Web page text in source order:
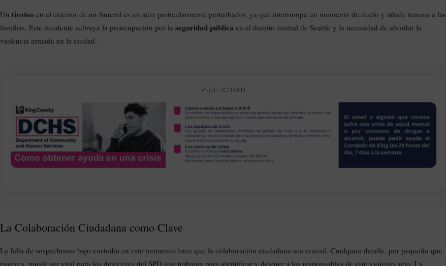
Un tiroteo en el exterior de un funeral es un acto particularmente perturbador, ya que interrumpe un momento de duelo y añade trauma a las
familias. Este incidente subraya la preocupación por la seguridad pública en el distrito central de Seattle y la necesidad de abordar la
violencia armada en la ciudad.
PUBLICIDAD
La Colaboración Ciudadana como Clave
La falta de sospechosos bajo custodia en este momento hace que la colaboración ciudadana sea crucial. Cualquier detalle, por pequeño que
parezca, puede ser vital para los detectives del SPD que trabajan para identificar y detener a los responsables de este violento acto. La